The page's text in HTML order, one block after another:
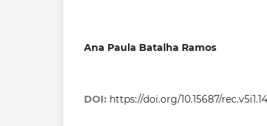
Ana Paula Batalha Ramos
DOI: https://doi.org/10.15687/